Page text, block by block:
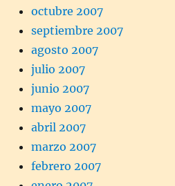
octubre 2007
septiembre 2007
agosto 2007
julio 2007
junio 2007
mayo 2007
abril 2007
marzo 2007
febrero 2007